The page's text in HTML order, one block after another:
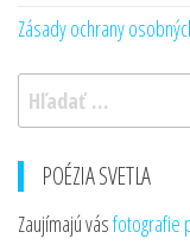
Zásady ochrany
Hľadať:
POÉZIA SVETLA
Zaujímajú vásfotografie